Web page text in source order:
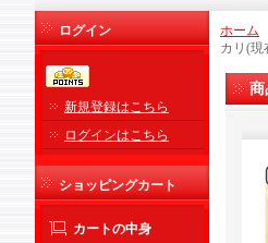
ログイン
新規登録はこちら
ログインはこちら
ショッピングカート
カートの中身
ホーム
カリ(現
商